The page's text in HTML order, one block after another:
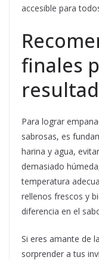
accesible para
finales
Para lograr
sabrosas, es
harina y agua,
demasiado
temperatura
rellenos frescos y
diferencia en el
Si eres amante de
sorprender a tus